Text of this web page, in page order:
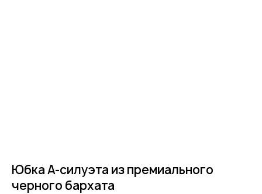
Юбка А-силуэта из премиального
черного бархата